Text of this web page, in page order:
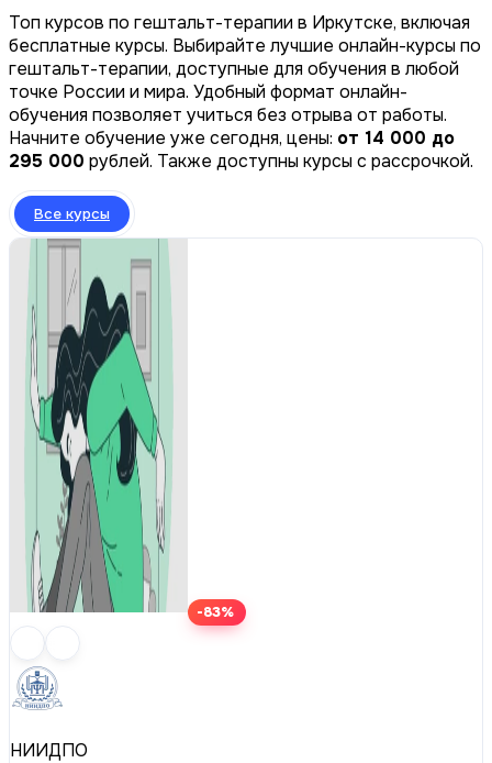
Топ курсов по гештальт-терапии в Иркутске, включая
бесплатные курсы. Выбирайте лучшие онлайн-курсы по
гештальт-терапии, доступные для обучения в любой
точке России и мира. Удобный формат онлайн-
обучения позволяет учиться без отрыва от работы.
Начните обучение уже сегодня, цены: от 14 000 до
295 000 рублей. Также доступны курсы с рассрочкой.
Все курсы
-83%
НИИДПО